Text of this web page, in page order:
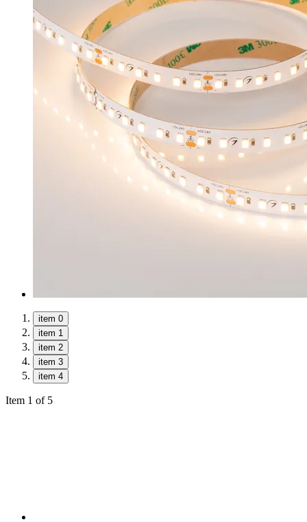
item 0
item 1
item 2
item 3
item 4
Item 1 of 5